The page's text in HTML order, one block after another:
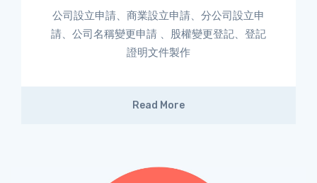
公司設立申請、商業設立申請、分公司設立申
請、公司名稱變更申請 、股權變更登記、登記
證明文件製作
Read More